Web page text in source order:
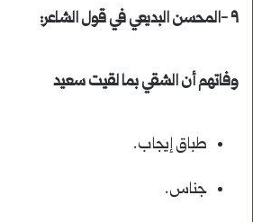
٩ -المحسن البديعي في قول الشاعر:
وفاتهم أن الشقي بما لقيت سعيد
طباق إيجاب.
جناس.